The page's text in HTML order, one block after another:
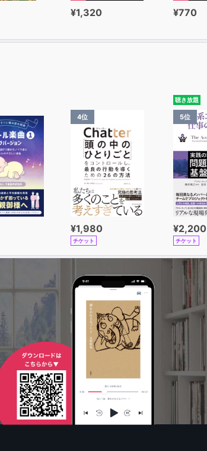
¥1,320 ¥770
4位
¥1,980
チケット
聴き放題
5位
¥2,200
チケット